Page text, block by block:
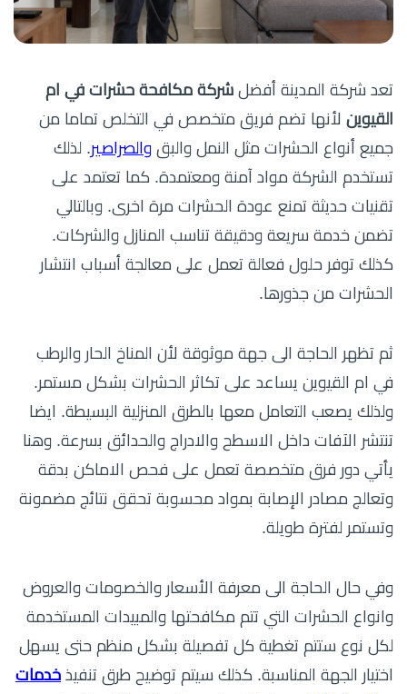
تعد شركة المدينة أفضل شركة مكافحة حشرات في ام
القيوين لأنها تضم فريق متخصص في التخلص تماما من
جميع أنواع الحشرات مثل النمل والبق والصراصير. لذلك
تستخدم الشركة مواد آمنة ومعتمدة. كما تعتمد على
تقنيات حديثة تمنع عودة الحشرات مرة اخرى. وبالتالي
تضمن خدمة سريعة ودقيقة تناسب المنازل والشركات.
كذلك توفر حلول فعالة تعمل على معالجة أسباب انتشار
الحشرات من جذورها.
ثم تظهر الحاجة الى جهة موثوقة لأن المناخ الحار والرطب
في ام القيوين يساعد على تكاثر الحشرات بشكل مستمر.
ولذلك يصعب التعامل معها بالطرق المنزلية البسيطة. ايضا
تنتشر الآفات داخل الاسطح والادراج والحدائق بسرعة. وهنا
يأتي دور فرق متخصصة تعمل على فحص الاماكن بدقة
وتعالج مصادر الإصابة بمواد محسوبة تحقق نتائج مضمونة
وتستمر لفترة طويلة.
وفي حال الحاجة الى معرفة الأسعار والخصومات والعروض
وانواع الحشرات التي تتم مكافحتها والمبيدات المستخدمة
لكل نوع ستتم تغطية كل تفصيلة بشكل منظم حتى يسهل
اختيار الجهة المناسبة. كذلك سيتم توضيح طرق تنفيذ خدمات